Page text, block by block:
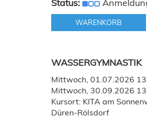
Status:
WARENKORB
WASSERGYMNASTIK
Mittwoch, 01.07.2026
Mittwoch, 30.09.2026
Kursort: KITA am
Düren-Rölsdorf